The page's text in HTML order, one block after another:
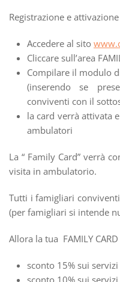
Registrazione e attivazione
Accedere al sito
Cliccare sull’area
Compilare il modulo
(inserendo se
conviventi con il
la card verrà attivata
ambulatori
La “ Family Card” verrà
visita in ambulatorio.
Tutti i famigliari
(per famigliari si intende
Allora la tua FAMILY CARD
sconto 15% sui
sconto 10% sui